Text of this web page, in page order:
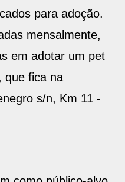
para adoção.
mensalmente,
em adotar um pet
que fica na
s/n, Km 11 -